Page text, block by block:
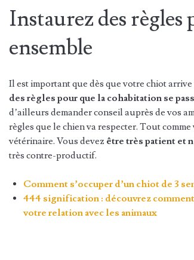
Instaurez des
ensemble
Il est important que dès que votre chiot
des règles pour que la cohabitation se
d’ailleurs demander conseil auprès de vos
règles que le chien va respecter. Tout
vétérinaire. Vous devez être très patient et
très contre-productif.
Comment s’occuper d’un chiot de 3
444 signification : découvrez
votre relation avec les animaux